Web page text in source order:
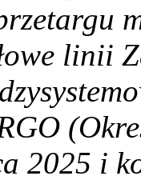
linii
2025 i